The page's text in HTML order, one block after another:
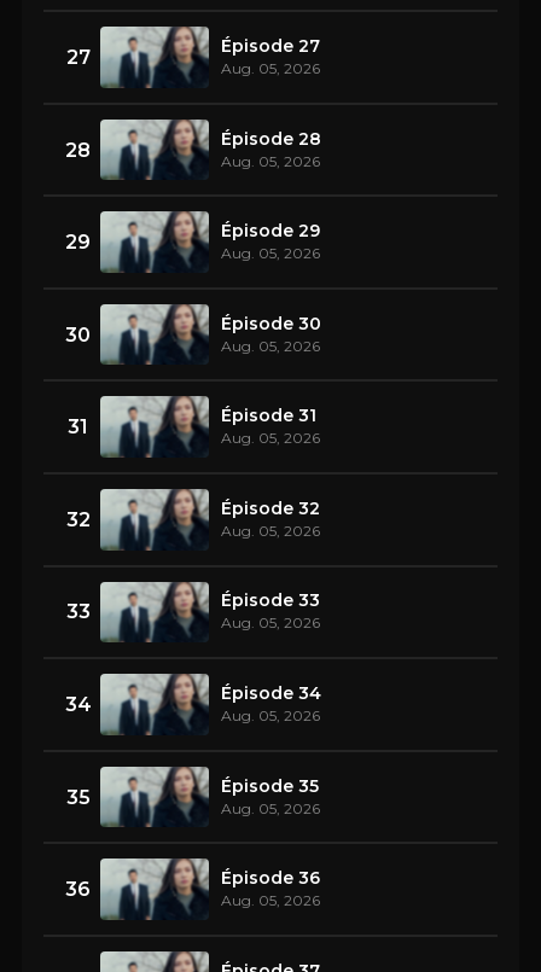
27 Épisode 27
Aug. 05, 2026
28 Épisode 28
Aug. 05, 2026
29 Épisode 29
Aug. 05, 2026
30 Épisode 30
Aug. 05, 2026
31 Épisode 31
Aug. 05, 2026
32 Épisode 32
Aug. 05, 2026
33 Épisode 33
Aug. 05, 2026
34 Épisode 34
Aug. 05, 2026
35 Épisode 35
Aug. 05, 2026
36 Épisode 36
Aug. 05, 2026